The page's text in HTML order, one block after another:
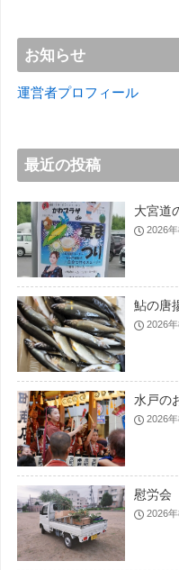
お知らせ
運営者プロフィール
最近の投稿
大宮道
2026
鮎の唐
2026
水戸の
2026
慰労会
2026